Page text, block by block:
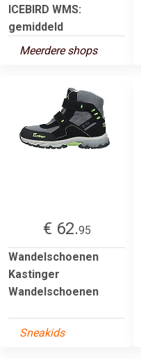
ICEBIRD WMS:
gemiddeld
Meerdere shops
€ 62.95
Wandelschoenen
Kastinger
Wandelschoenen
Sneakids